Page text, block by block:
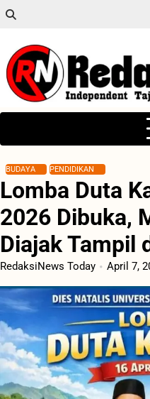
Skip
content
BUDAYA PENDIDIKAN
Lomba Duta
2026 Dibuka,
Diajak Tampil
RedaksiNews Today April 7,